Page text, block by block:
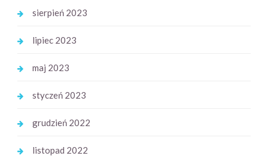
sierpień 2023
lipiec 2023
maj 2023
styczeń 2023
grudzień 2022
listopad 2022